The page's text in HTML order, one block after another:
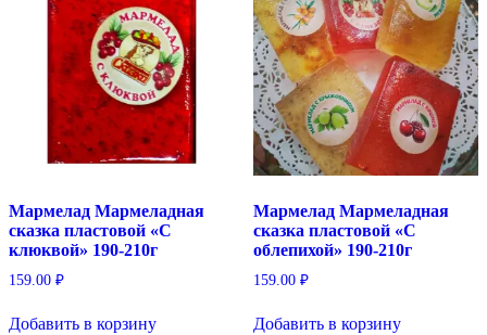
Мармелад Мармеладная
сказка пластовой «С
клюквой» 190-210г
159.00 ₽
Добавить в корзину
Мармелад Мармеладная
сказка пластовой «С
облепихой» 190-210г
159.00 ₽
Добавить в корзину